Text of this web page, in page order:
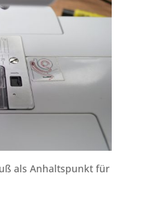
als Anhaltspunkt für